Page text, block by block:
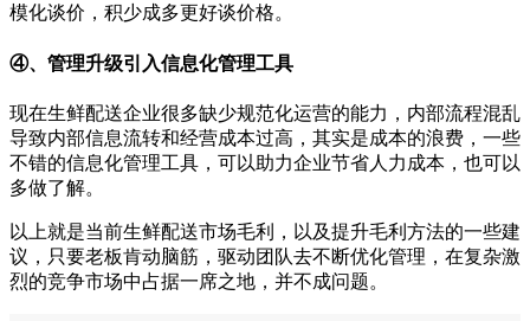
模化谈价，积少成多更好谈价格。
④、管理升级引入信息化管理工具
现在生鲜配送企业很多缺少规范化运营的能力，内部流程混乱
导致内部信息流转和经营成本过高，其实是成本的浪费，一些
不错的信息化管理工具，可以助力企业节省人力成本，也可以
多做了解。
以上就是当前生鲜配送市场毛利，以及提升毛利方法的一些建
议，只要老板肯动脑筋，驱动团队去不断优化管理，在复杂激
烈的竞争市场中占据一席之地，并不成问题。